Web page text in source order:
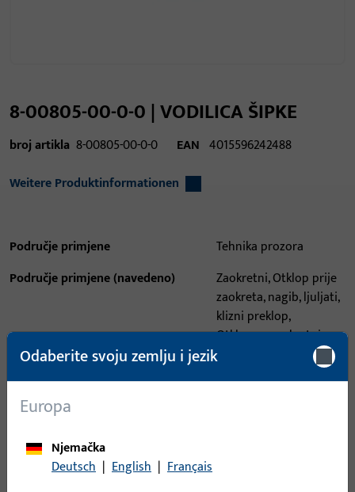
8-00805-00-0-0 | VODILICA ŠIPKE
broj artikla 8-00805-00-0-0 EAN 4015596242488
Weitere Produktinformationen
Područje primjene
Tehnika prozora
Područje primjene (navedeno)
Zaokretni, Otklop prije
zaokreta, nagib, ljuljati,
klizni preklop,
Otklopno-zaokretni
Sustav primjene
UNI-JET
Tip proizvoda
Bruto težina
Odaberite svoju zemlju i jezik
Europa
Njemačka
Deutsch | English | Français